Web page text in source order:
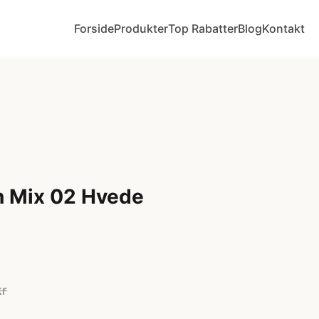
ForsideProdukterTop RabatterBlogKontakt
Mix 02 Hvede